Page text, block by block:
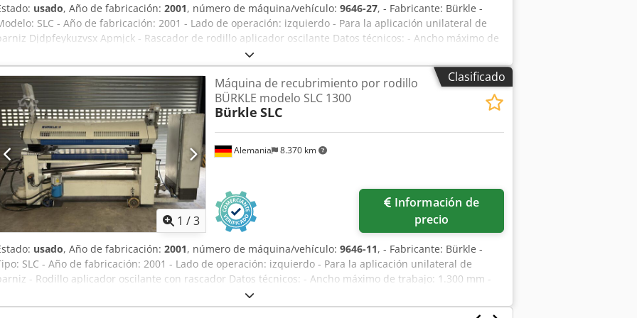
usado, Año de fabricación: 2001, número de máquina/vehículo: 9646-27, - Fabricante: Bürkle -
SLC - Año de fabricación: 2001 - Lado de operación: izquierdo - Para la aplicación unilateral de
Djdpfeykuzvsx Apmjck - Rascador de rodillo aplicador oscilante Datos técnicos: - Ancho máximo de
trabajo: 1.300 mm - Longitud mínima de la pieza: 350 mm - Peso máximo de la pieza: 250 kg - Ancho de la
transportadora: 1.270 mm - Espesor de la pieza: 3 - 100 mm - Longitud de instalación: 800 mm -
Ancho de la máquina: 3.200 mm - Rodillo aplicador, recubierto de goma, EPDM, aprox. Diámetro: 238 mm
- Dureza Shore del rodillo aplicador: 45 (puede modificarse) - Rodillo dosificador, cromado, diámetro: 174
mm - Rodillo de contrapresión, recubierto de goma, diámetro: 186 mm - Velocidad de transporte,
regulable de aprox. 8-25 m/min - Altura de trabajo aprox. 900 mm ± 30 mm - Altura de paso aprox. 3 - 80
mm - Aire comprimido: 6 bar, G1/4 pulgada, aprox. 50 NL/min - Tensión de funcionamiento: 400 V, 50 Hz,
fases - Potencia total conectada: aprox. 5,5 kW - Con armario de control - Peso aprox. 1.450 kg -
en stock 32825 Blomberg
Clasificado
1 /3
Alemania 8.370 km
Máquina de recubrimiento por rodillo
BÜRKLE modelo SLC 1300
Bürkle SLC
precio
usado, Año de fabricación: 2001, número de máquina/vehículo: 9646-11, - Fabricante: Bürkle -
SLC - Año de fabricación: 2001 - Lado de operación: izquierdo - Para la aplicación unilateral de
- Rodillo aplicador oscilante con rascador Datos técnicos: - Ancho máximo de trabajo: 1.300 mm -
Longitud mínima de la pieza: 350 mm - Peso máximo de la pieza: 250 kg - Ancho de la cinta
1.270 mm - Espesor de la pieza: 3 - 100 mm - Longitud de instalación: 800 mm - Ancho: